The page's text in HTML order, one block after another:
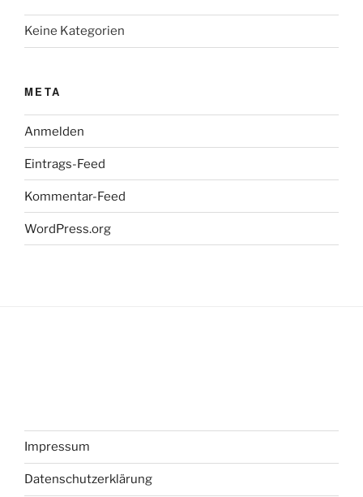
Keine Kategorien
META
Anmelden
Eintrags-Feed
Kommentar-Feed
WordPress.org
Impressum
Datenschutzerklärung